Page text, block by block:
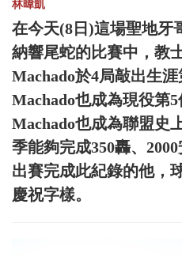
林暐凱
在今天(8日)這場聖地牙
納響尾蛇的比賽中，教
Machado於4局敲出生涯
Machado也成為現役第
Machado也成為聯盟史
季能夠完成350轟、
出賽完成此紀錄的他，
慶祝字樣。